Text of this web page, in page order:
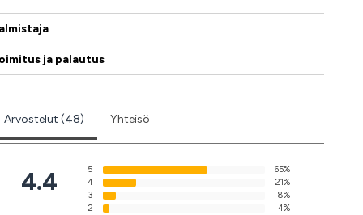
ja palautus
Arvostelut (48) Yhteisö
4.4 5
65%
4
21%
3
8%
2
4%